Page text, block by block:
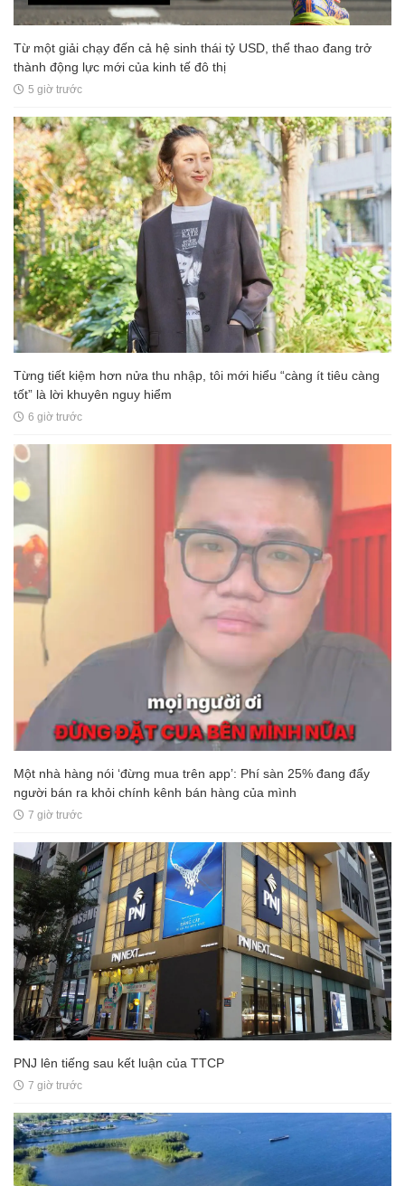
Từ một giải chạy đến cả hệ sinh thái tỷ USD, thể thao đang trở
thành động lực mới của kinh tế đô thị
5 giờ trước
Từng tiết kiệm hơn nửa thu nhập, tôi mới hiểu “càng ít tiêu càng
tốt” là lời khuyên nguy hiểm
6 giờ trước
Một nhà hàng nói ‘đừng mua trên app’: Phí sàn 25% đang đẩy
người bán ra khỏi chính kênh bán hàng của mình
7 giờ trước
PNJ lên tiếng sau kết luận của TTCP
7 giờ trước